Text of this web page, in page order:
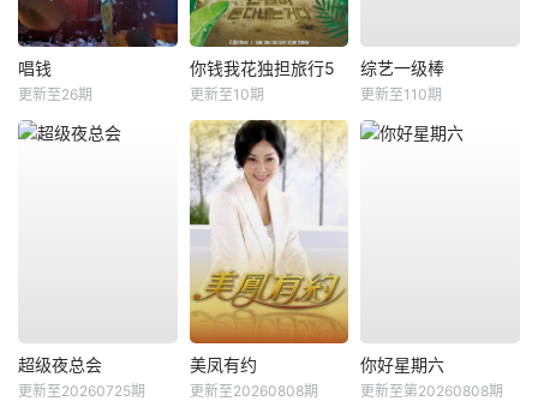
唱钱
更新至26期
你钱我花独担旅行5
更新至10期
综艺一级棒
更新至110期
超级夜总会
更新至20260725期
美凤有约
更新至20260808期
你好星期六
更新至第20260808期